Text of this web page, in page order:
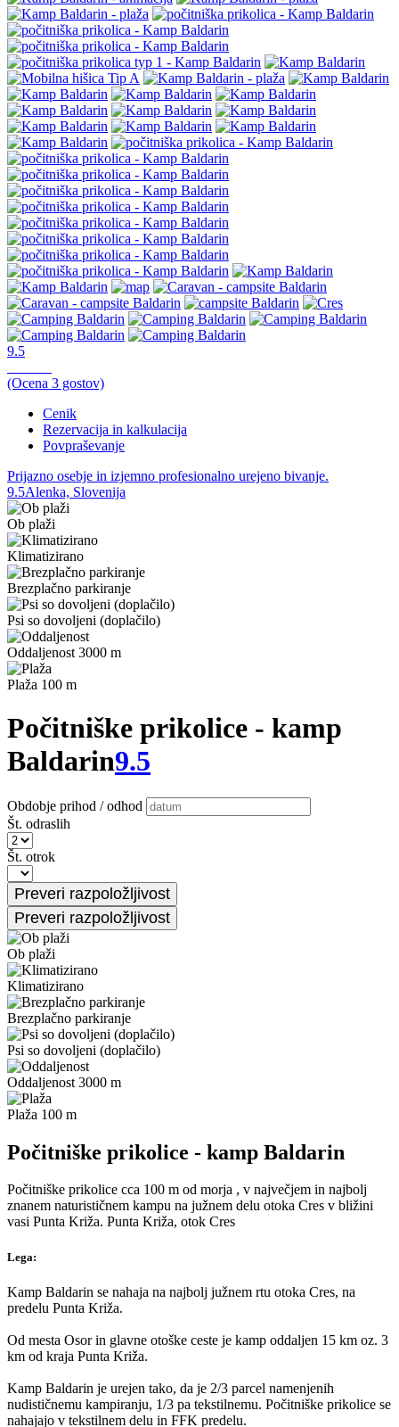
9.5
(Ocena 3 gostov)
Cenik
Rezervacija in kalkulacija
Povpraševanje
Prijazno osebje in izjemno profesionalno urejeno bivanje.
9.5Alenka, Slovenija
Ob plaži
Klimatizirano
Brezplačno parkiranje
Psi so dovoljeni (doplačilo)
Oddaljenost 3000 m
Plaža 100 m
Počitniške prikolice - kamp
Baldarin9.5
Obdobje prihod / odhod
Št. odraslih
Št. otrok
Ob plaži
Klimatizirano
Brezplačno parkiranje
Psi so dovoljeni (doplačilo)
Oddaljenost 3000 m
Plaža 100 m
Počitniške prikolice - kamp Baldarin
Počitniške prikolice cca 100 m od morja , v največjem in najbolj
znanem naturističnem kampu na južnem delu otoka Cres v bližini
vasi Punta Križa. Punta Križa, otok Cres
Lega:
Kamp Baldarin se nahaja na najbolj južnem rtu otoka Cres, na
predelu Punta Križa.
Od mesta Osor in glavne otoške ceste je kamp oddaljen 15 km oz. 3
km od kraja Punta Križa.
Kamp Baldarin je urejen tako, da je 2/3 parcel namenjenih
nudističnemu kampiranju, 1/3 pa tekstilnemu. Počitniške prikolice se
nahajajo v tekstilnem delu in FFK predelu.